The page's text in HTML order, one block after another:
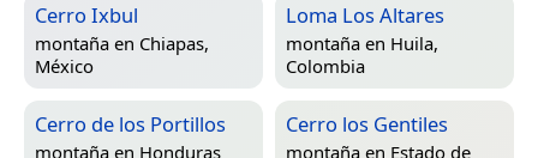
Cerro Ixbul
montaña en Chiapas,
México
Loma Los Altares
montaña en Huila,
Colombia
Cerro de los Portillos
montaña en Honduras
Cerro los Gentiles
montaña en Estado de